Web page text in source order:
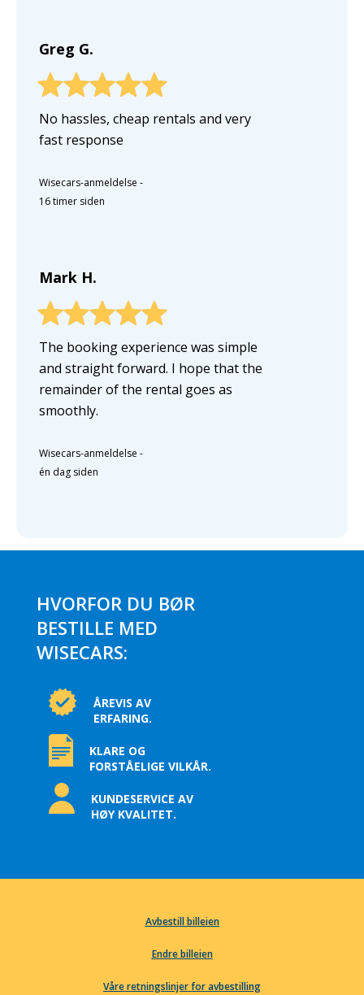
Greg G.
No hassles, cheap rentals and very
fast response
Wisecars-anmeldelse -
16 timer siden
Mark H.
The booking experience was simple
and straight forward. I hope that the
remainder of the rental goes as
smoothly.
Wisecars-anmeldelse -
én dag siden
HVORFOR DU BØR
BESTILLE MED
WISECARS:
ÅREVIS AV
ERFARING.
KLARE OG
FORSTÅELIGE VILKÅR.
KUNDESERVICE AV
HØY KVALITET.
Avbestill billeien
Endre billeien
Våre retningslinjer for avbestilling